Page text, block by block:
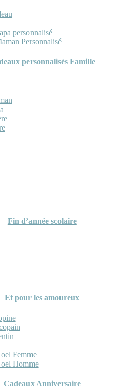
personnalisé
Personnalisé
personnalisés Famille
Fin d’année scolaire
Et pour les amoureux
Femme
Homme
Cadeaux Anniversaire